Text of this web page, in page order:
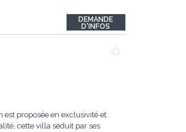
DEMANDE
D'INFOS
est proposée en exclusivité et
cette villa séduit par ses